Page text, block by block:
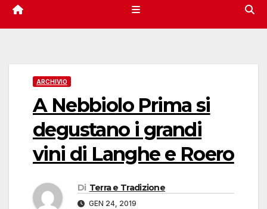
ARCHIVIO
A Nebbiolo Prima si
degustano i grandi
vini di Langhe e Roero
Di Terra e Tradizione
GEN 24, 2019